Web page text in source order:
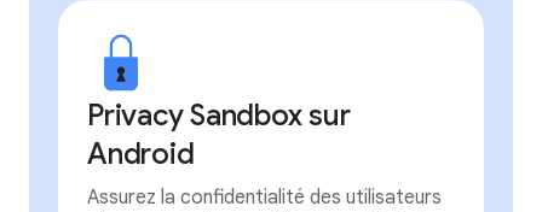
Privacy Sandbox sur
Android
Assurez la confidentialité des utilisateurs